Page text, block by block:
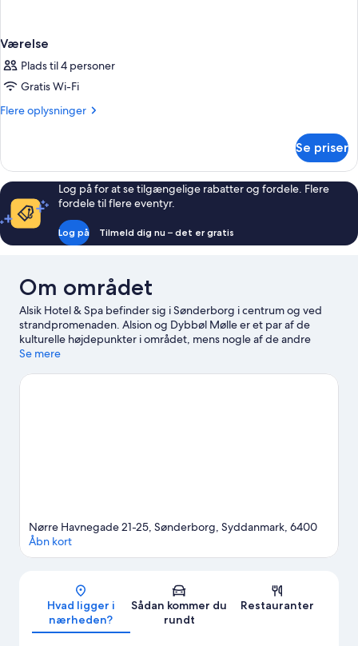
Værelse
Plads til 4 personer
Gratis Wi-Fi
Flere oplysninger
Flere
Se priser
Log på for at se tilgængelige rabatter og fordele. Flere
fordele til flere eventyr.
Log på Tilmeld dig nu – det er gratis
Om området
Alsik Hotel & Spa befinder sig i Sønderborg i centrum og ved
strandpromenaden. Alsion og Dybbøl Mølle er et par af de
kulturelle højdepunkter i området, mens nogle af de andre
populære seværdigheder, du kan opleve, inkluderer Danfoss
og Dybbøl Banke Slagmark.
Se mere
Kort
Nørre Havnegade 21-25, Sønderborg, Syddanmark, 6400
Åbn kort
Hvad ligger i
nærheden?
Sådan kommer du
rundt
Restauranter